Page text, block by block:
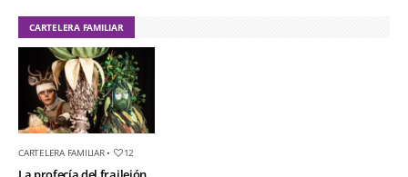
CARTELERA FAMILIAR
CARTELERA FAMILIAR• 12